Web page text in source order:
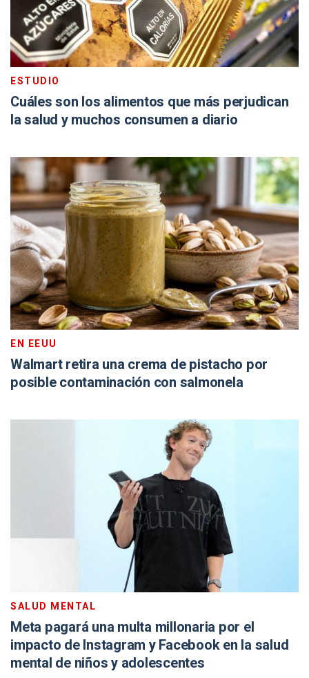
ESTUDIO
Cuáles son los alimentos que más perjudican
la salud y muchos consumen a diario
EN EEUU
Walmart retira una crema de pistacho por
posible contaminación con salmonela
SALUD MENTAL
Meta pagará una multa millonaria por el
impacto de Instagram y Facebook en la salud
mental de niños y adolescentes